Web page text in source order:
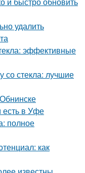
удалить
эффективные
со стекла: лучшие
есть в Уфе
полное
как